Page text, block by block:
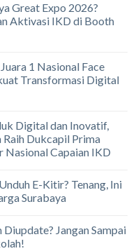
Great Expo 2026?
Aktivasi IKD di Booth
1 Nasional Face
Transformasi Digital
Digital dan Inovatif,
Dukcapil Prima
Nasional Capaian IKD
E-Kitir? Tenang, Ini
Surabaya
Jangan Sampai